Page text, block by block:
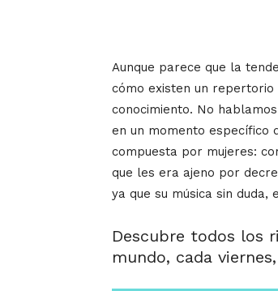
Aunque parece que la
cómo existen un repertorio
conocimiento. No
en un momento específico
compuesta por mujeres:
que les era ajeno por
ya que su música sin duda,
Descubre todos los
mundo, cada